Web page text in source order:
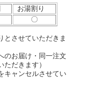
お湯割り
〇
とさせていただきま
のお届け・同一注文
だきます）
キャンセルさせてい